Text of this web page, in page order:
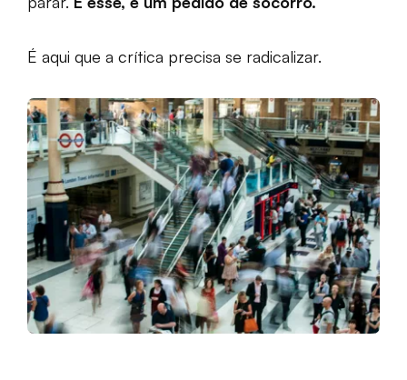
É aqui que a crítica precisa se radicalizar.